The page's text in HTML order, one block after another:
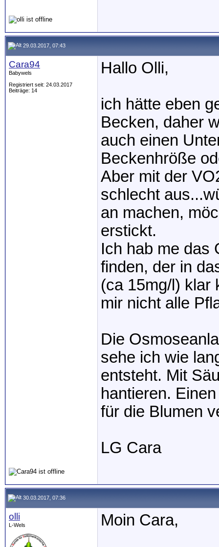
29.03.2017, 07:43
Cara94
Babywels
Registriert seit: 24.03.2017
Beiträge: 14
Hallo Olli,
ich hätte eben
Becken, daher
auch einen
Beckenhröße
Aber mit der
schlecht
an machen,
erstickt.
Ich hab me das
finden, der in
(ca 15mg/l) klar
mir nicht alle
Die
sehe ich wie
entsteht. Mit
hantieren.
für die Blumen
LG Cara
30.03.2017, 07:36
olli
L-Wels Moin Cara,